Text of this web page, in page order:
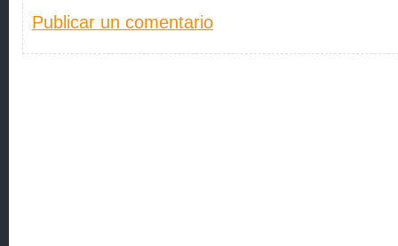
Publicar un comentario